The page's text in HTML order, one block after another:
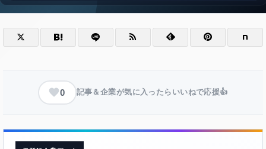
0 記事＆企業が気に入ったらいいねで応援👍